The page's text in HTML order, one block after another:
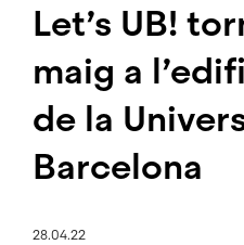
Let’s UB!
maig a
de la
Barcelona
28.04.22